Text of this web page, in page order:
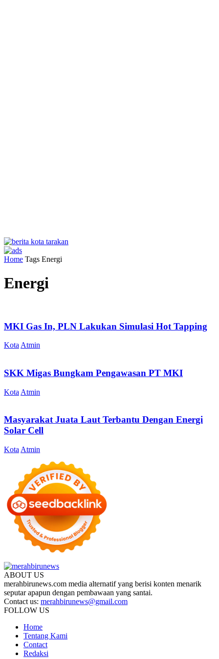
Home Tags Energi
Energi
MKI Gas In, PLN Lakukan Simulasi Hot Tapping
Kota Atmin
SKK Migas Bungkam Pengawasan PT MKI
Kota Atmin
Masyarakat Juata Laut Terbantu Dengan Energi
Solar Cell
Kota Atmin
ABOUT US
merahbirunews.com media alternatif yang berisi konten menarik
seputar apapun dengan pembawaan yang santai.
Contact us: merahbirunews@gmail.com
FOLLOW US
Home
Tentang Kami
Contact
Redaksi